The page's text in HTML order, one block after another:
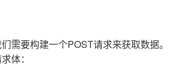
需要构建一个POST请求来获取数据。
体：